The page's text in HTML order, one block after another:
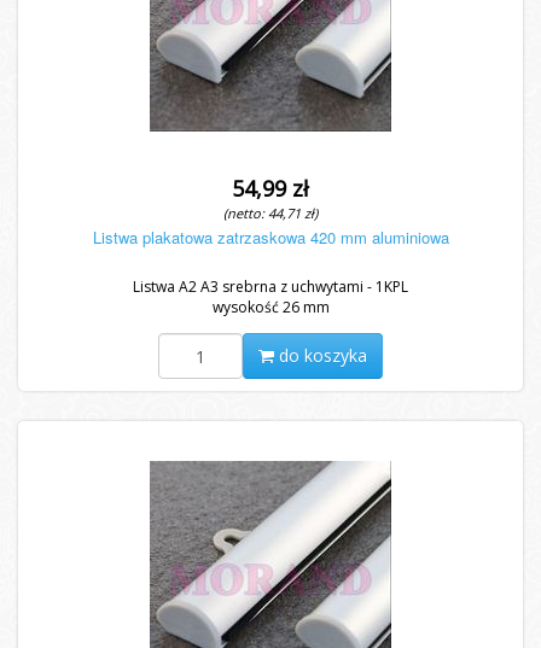
54,99 zł
(netto: 44,71 zł)
Listwa plakatowa zatrzaskowa 420 mm aluminiowa
Listwa A2 A3 srebrna z uchwytami - 1KPL
wysokość 26 mm
do koszyka